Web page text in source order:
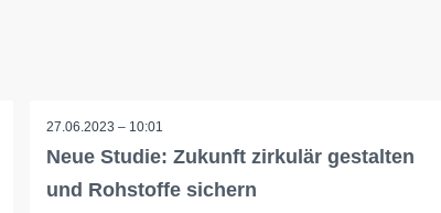
27.06.2023 – 10:01
Neue Studie: Zukunft zirkulär gestalten
und Rohstoffe sichern